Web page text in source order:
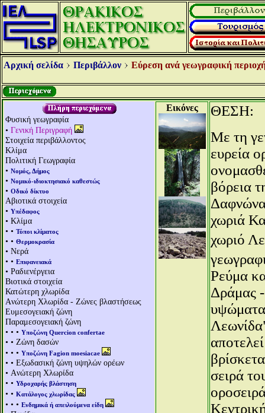
Αρχική σελίδα Περιβάλλον Εύρεση ανά γεωγραφική
Φυσική γεωγραφία
• Γενική Περιγραφή
Στοιχεία περιβάλλοντος
Κλίμα
Πολιτική Γεωγραφία
• Νομός, Δήμος
• Νομικό-ιδιοκτησιακό καθεστώς
• Οδικό δίκτυο
Αβιοτικά στοιχεία
• Υπέδαφος
• Κλίμα
• • Τύποι κλίματος
• • Θερμοκρασία
• Νερά
• • Επιφανειακά
• Ραδιενέργεια
Βιοτικά στοιχεία
Κατώτερη χλωρίδα
Aνώτερη Χλωρίδα - Ζώνες βλαστήσεως
Ευμεσογειακή ζώνη
Παραμεσογειακή ζώνη
• • • Υποζώνη Quercion confertae
• • Ζώνη δασών
• • • Υποζώνη Fagion moesiacae
• • Εξωδασική ζώνη υψηλών ορέων
• Aνώτερη Χλωρίδα
• • Υδροχαρής βλάστηση
• • Κατάλογος χλωρίδας
• • • Ενδημικά ή απειλούμενα είδη
Εικόνες
ΘEΣH:
Με τη
ευρεία
βόρεια
χωριά
χωριό
Ρεύμα
Δράμας
υψώματα
σειρά